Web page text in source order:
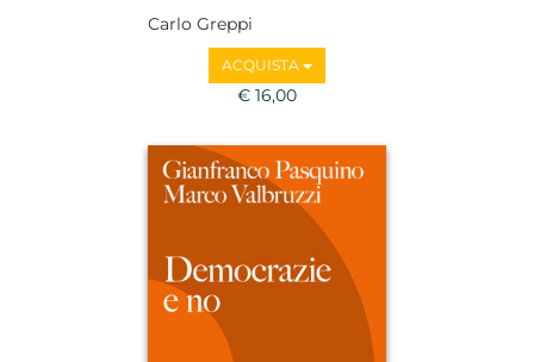
Carlo Greppi
ACQUISTA
€ 16,00